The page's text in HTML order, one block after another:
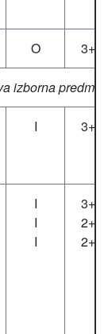
O
izborna
I
I
I
I